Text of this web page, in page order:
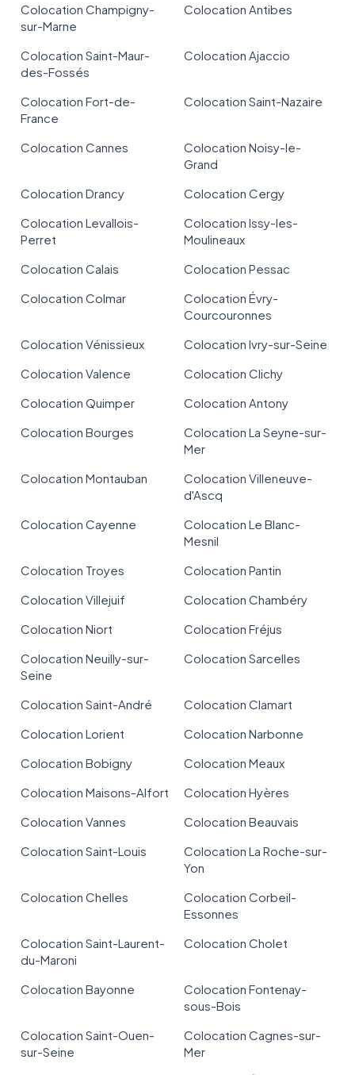
Colocation Champigny-
sur-Marne
Colocation Antibes
Colocation Saint-Maur-
des-Fossés
Colocation Ajaccio
Colocation Fort-de-
France
Colocation Saint-Nazaire
Colocation Cannes
Colocation Noisy-le-
Grand
Colocation Drancy
Colocation Cergy
Colocation Levallois-
Perret
Colocation Issy-les-
Moulineaux
Colocation Calais
Colocation Pessac
Colocation Colmar
Colocation Évry-
Courcouronnes
Colocation Vénissieux
Colocation Ivry-sur-Seine
Colocation Valence
Colocation Clichy
Colocation Quimper
Colocation Antony
Colocation Bourges
Colocation La Seyne-sur-
Mer
Colocation Montauban
Colocation Villeneuve-
d'Ascq
Colocation Cayenne
Colocation Le Blanc-
Mesnil
Colocation Troyes
Colocation Pantin
Colocation Villejuif
Colocation Chambéry
Colocation Niort
Colocation Fréjus
Colocation Neuilly-sur-
Seine
Colocation Sarcelles
Colocation Saint-André
Colocation Clamart
Colocation Lorient
Colocation Narbonne
Colocation Bobigny
Colocation Meaux
Colocation Maisons-Alfort
Colocation Hyères
Colocation Vannes
Colocation Beauvais
Colocation Saint-Louis
Colocation La Roche-sur-
Yon
Colocation Chelles
Colocation Corbeil-
Essonnes
Colocation Saint-Laurent-
du-Maroni
Colocation Cholet
Colocation Bayonne
Colocation Fontenay-
sous-Bois
Colocation Saint-Ouen-
sur-Seine
Colocation Cagnes-sur-
Mer